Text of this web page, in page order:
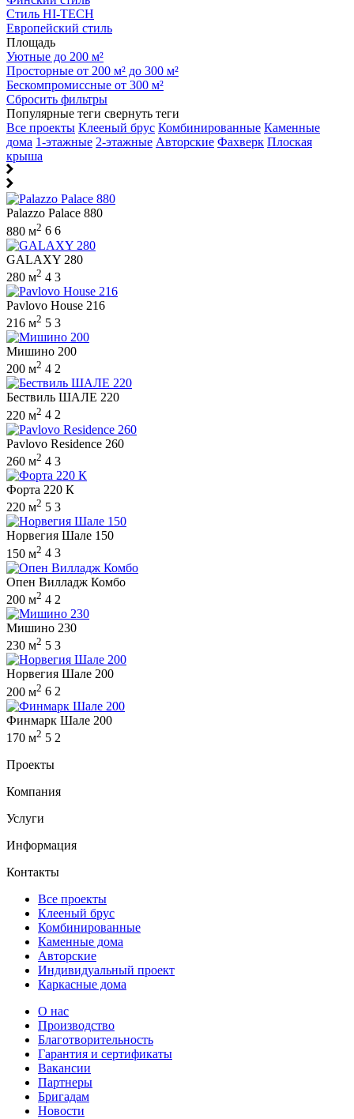
Стиль HI-TECH
Европейский стиль
Площадь
Уютные до 200 м²
Просторные от 200 м² до 300 м²
Бескомпромиссные от 300 м²
Сбросить фильтры
Популярные теги свернуть теги
Все проекты Клееный брус Комбинированные Каменные
дома 1-этажные 2-этажные Авторские Фахверк Плоская
крыша
Palazzo Palace 880
880 м2 6 6
GALAXY 280
280 м2 4 3
Pavlovo House 216
216 м2 5 3
Мишино 200
200 м2 4 2
Бествиль ШАЛЕ 220
220 м2 4 2
Pavlovo Residence 260
260 м2 4 3
Форта 220 К
220 м2 5 3
Норвегия Шале 150
150 м2 4 3
Опен Вилладж Комбо
200 м2 4 2
Мишино 230
230 м2 5 3
Норвегия Шале 200
200 м2 6 2
Финмарк Шале 200
170 м2 5 2
Проекты
Компания
Услуги
Информация
Контакты
Все проекты
Клееный брус
Комбинированные
Каменные дома
Авторские
Индивидуальный проект
Каркасные дома
О нас
Производство
Благотворительность
Гарантия и сертификаты
Вакансии
Партнеры
Бригадам
Новости